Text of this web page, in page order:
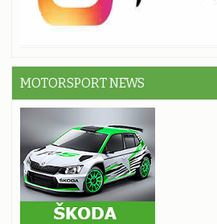
MOTORSPORT NEWS